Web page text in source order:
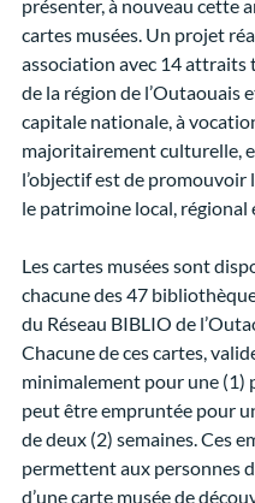
présenter, à nouveau cette
cartes musées. Un projet
association avec 14
de la région de l’Outaouais
capitale nationale, à
majoritairement culturelle,
l’objectif est de promouvoir
le patrimoine local, régional
Les cartes musées sont
chacune des 47
du Réseau BIBLIO de
Chacune de ces cartes,
minimalement pour une (1)
peut être empruntée pour
de deux (2) semaines. Ces
permettent aux personnes
d’une carte musée de